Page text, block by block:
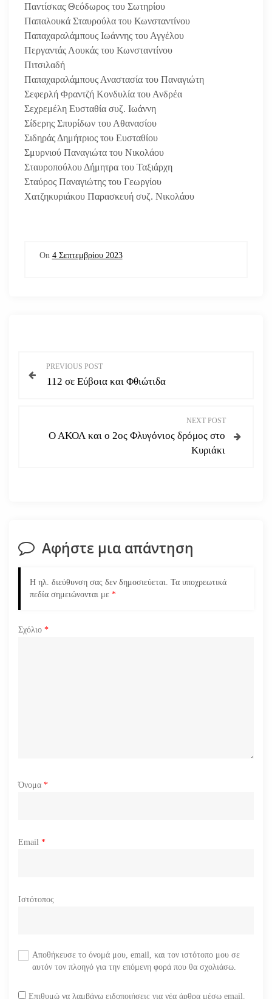
Παντίσκας Θεόδωρος του Σωτηρίου
Παπαλουκά Σταυρούλα του Κωνσταντίνου
Παπαχαραλάμπους Ιωάννης του Αγγέλου
Περγαντάς Λουκάς του Κωνσταντίνου
Πιτσιλαδή
Παπαχαραλάμπους Αναστασία του Παναγιώτη
Σεφερλή Φραντζή Κονδυλία του Ανδρέα
Σεχρεμέλη Ευσταθία συζ. Ιωάννη
Σίδερης Σπυρίδων του Αθανασίου
Σιδηράς Δημήτριος του Ευσταθίου
Σμυρνιού Παναγιώτα του Νικολάου
Σταυροπούλου Δήμητρα του Ταξιάρχη
Σταύρος Παναγιώτης του Γεωργίου
Χατζηκυριάκου Παρασκευή συζ. Νικολάου
On 4 Σεπτεμβρίου 2023
η
ρ
θ
PREVIOUS POST
112 σε Εύβοια και Φθιώτιδα
NEXT POST
Ο ΑΚΟΛ και ο 2ος Φλυγόνιος δρόμος στο
Κυριάκι
Αφήστε μια απάντηση
Η ηλ. διεύθυνση σας δεν δημοσιεύεται. Τα υποχρεωτικά
πεδία σημειώνονται με *
Σχόλιο *
Όνομα *
Email *
Ιστότοπος
Αποθήκευσε το όνομά μου, email, και τον ιστότοπο μου σε
αυτόν τον πλοηγό για την επόμενη φορά που θα σχολιάσω.
Επιθυμώ να λαμβάνω ειδοποιήσεις για νέα άρθρα μέσω email.